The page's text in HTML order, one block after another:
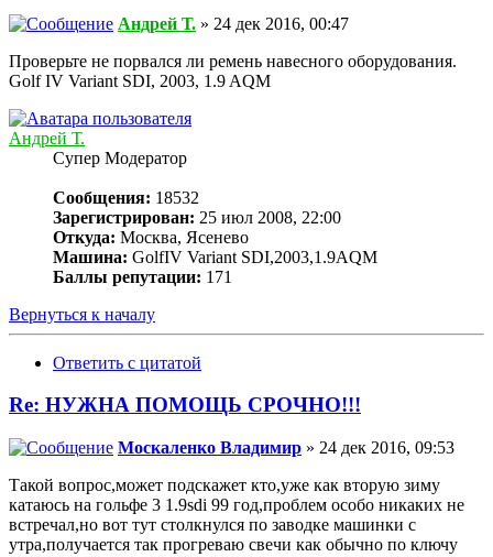
Андрей Т. » 24 дек 2016, 00:47
Проверьте не порвался ли ремень навесного оборудования.
Golf IV Variant SDI, 2003, 1.9 AQM
Андрей Т.
Супер Модератор
Сообщения: 18532
Зарегистрирован: 25 июл 2008, 22:00
Откуда: Москва, Ясенево
Машина: GolfIV Variant SDI,2003,1.9AQM
Баллы репутации: 171
Вернуться к началу
Ответить с цитатой
Re: НУЖНА ПОМОЩЬ СРОЧНО!!!
Москаленко Владимир » 24 дек 2016, 09:53
Такой вопрос,может подскажет кто,уже как вторую зиму
катаюсь на гольфе 3 1.9sdi 99 год,проблем особо никаких не
встречал,но вот тут столкнулся по заводке машинки с
утра,получается так прогреваю свечи как обычно по ключу